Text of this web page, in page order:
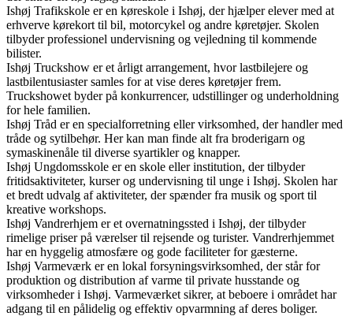
Ishøj Trafikskole er en køreskole i Ishøj, der hjælper elever med at
erhverve kørekort til bil, motorcykel og andre køretøjer. Skolen
tilbyder professionel undervisning og vejledning til kommende
bilister.
Ishøj Truckshow er et årligt arrangement, hvor lastbilejere og
lastbilentusiaster samles for at vise deres køretøjer frem.
Truckshowet byder på konkurrencer, udstillinger og underholdning
for hele familien.
Ishøj Tråd er en specialforretning eller virksomhed, der handler med
tråde og sytilbehør. Her kan man finde alt fra broderigarn og
symaskinenåle til diverse syartikler og knapper.
Ishøj Ungdomsskole er en skole eller institution, der tilbyder
fritidsaktiviteter, kurser og undervisning til unge i Ishøj. Skolen har
et bredt udvalg af aktiviteter, der spænder fra musik og sport til
kreative workshops.
Ishøj Vandrerhjem er et overnatningssted i Ishøj, der tilbyder
rimelige priser på værelser til rejsende og turister. Vandrerhjemmet
har en hyggelig atmosfære og gode faciliteter for gæsterne.
Ishøj Varmeværk er en lokal forsyningsvirksomhed, der står for
produktion og distribution af varme til private husstande og
virksomheder i Ishøj. Varmeværket sikrer, at beboere i området har
adgang til en pålidelig og effektiv opvarmning af deres boliger.